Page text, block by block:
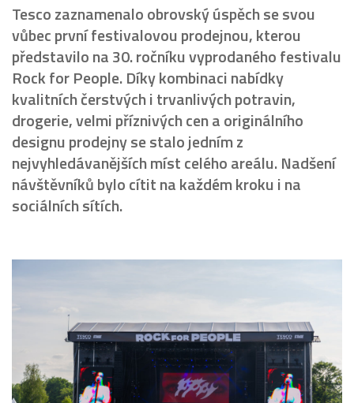
Tesco zaznamenalo obrovský úspěch se svou
vůbec první festivalovou prodejnou, kterou
představilo na 30. ročníku vyprodaného festivalu
Rock for People.Díky kombinaci nabídky
kvalitních čerstvých i trvanlivých potravin,
drogerie, velmi příznivých cen a originálního
designu prodejny se stalo jedním z
nejvyhledávanějších míst celého areálu. Nadšení
návštěvníků bylo cítit na každém kroku i na
sociálních sítích.